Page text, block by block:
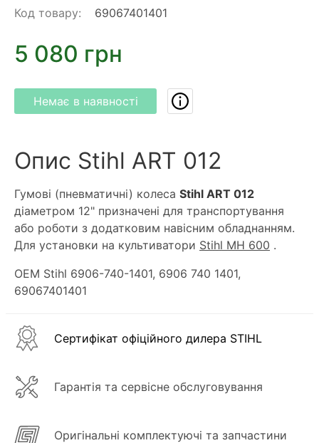
Код товару: 69067401401
5 080 грн
Немає в наявності
Опис Stihl ART 012
Гумові (пневматичні) колеса Stihl ART 012
діаметром 12" призначені для транспортування
або роботи з додатковим навісним обладнанням.
Для установки на культиватори Stihl MH 600 .
OEM Stihl 6906-740-1401, 6906 740 1401,
69067401401
Сертифікат офіційного дилера STIHL
Гарантія та сервісне обслуговування
Оригінальні комплектуючі та запчастини